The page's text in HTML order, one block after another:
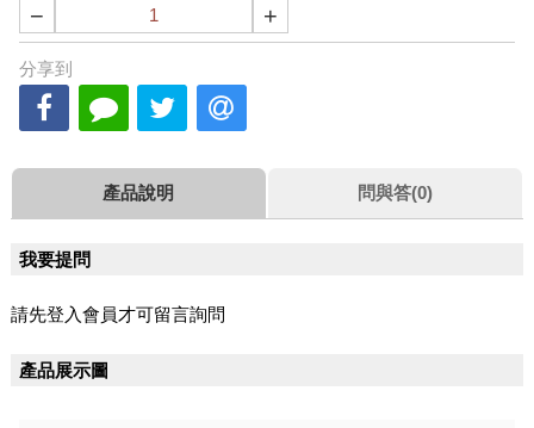
− +
分享到
產品說明 問與答(0)
我要提問
請先登入會員才可留言詢問
產品展示圖